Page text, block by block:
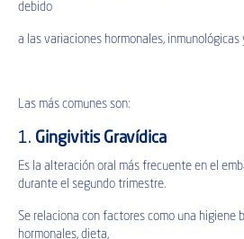
debido
a las variaciones hormonales,
Las más comunes son:
1. Gingivitis Gravídica
Es la alteración oral más frecuente en el
durante el segundo trimestre.
Se relaciona con factores como una higiene
hormonales, dieta,